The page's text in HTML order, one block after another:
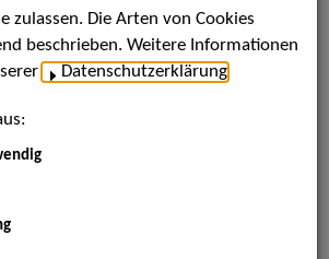
zulassen. Die Arten von Cookies
beschrieben. Weitere Informationen
Datenschutzerklärung